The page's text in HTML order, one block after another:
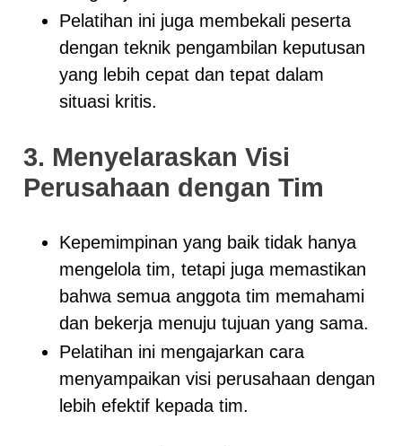
Pelatihan ini juga membekali peserta
dengan teknik pengambilan keputusan
yang lebih cepat dan tepat dalam
situasi kritis.
3. Menyelaraskan Visi
Perusahaan dengan Tim
Kepemimpinan yang baik tidak hanya
mengelola tim, tetapi juga memastikan
bahwa semua anggota tim memahami
dan bekerja menuju tujuan yang sama.
Pelatihan ini mengajarkan cara
menyampaikan visi perusahaan dengan
lebih efektif kepada tim.